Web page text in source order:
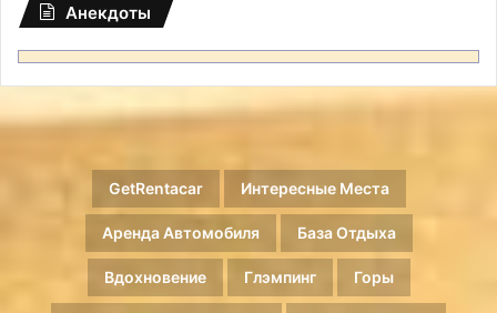
Анекдоты
GetRentacar Интересные Места
Аренда Автомобиля База Отдыха
Вдохновение Глэмпинг Горы